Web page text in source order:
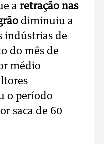
a retração nas
diminuiu a
indústrias de
do mês de
médio
o período
saca de 60